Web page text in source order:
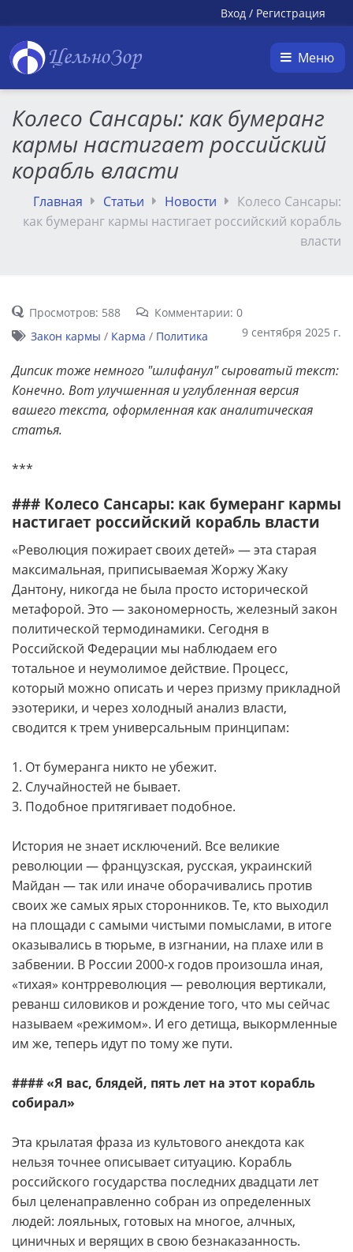
Вход / Регистрация
ЦельноЗор Меню
Колесо Сансары: как бумеранг
кармы настигает российский
корабль власти
Главная Статьи Новости
Колесо Сансары:
как бумеранг кармы настигает российский корабль
власти
Просмотров: 588
Комментарии: 0
9 сентября 2025 г.
Закон кармы / Карма / Политика
Дипсик тоже немного "шлифанул" сыроватый текст:
Конечно. Вот улучшенная и углубленная версия
вашего текста, оформленная как аналитическая
статья.
***
### Колесо Сансары: как бумеранг кармы
настигает российский корабль власти
«Революция пожирает своих детей» — эта старая
максимальная, приписываемая Жоржу Жаку
Дантону, никогда не была просто исторической
метафорой. Это — закономерность, железный закон
политической термодинамики. Сегодня в
Российской Федерации мы наблюдаем его
тотальное и неумолимое действие. Процесс,
который можно описать и через призму прикладной
эзотерики, и через холодный анализ власти,
сводится к трем универсальным принципам:
1. От бумеранга никто не убежит.
2. Случайностей не бывает.
3. Подобное притягивает подобное.
История не знает исключений. Все великие
революции — французская, русская, украинский
Майдан — так или иначе оборачивались против
своих же самых ярых сторонников. Те, кто выходил
на площади с самыми чистыми помыслами, в итоге
оказывались в тюрьме, в изгнании, на плахе или в
забвении. В России 2000-х годов произошла иная,
«тихая» контрреволюция — революция вертикали,
реванш силовиков и рождение того, что мы сейчас
называем «режимом». И его детища, выкормленные
им же, теперь идут по тому же пути.
#### «Я вас, блядей, пять лет на этот корабль
собирал»
Эта крылатая фраза из культового анекдота как
нельзя точнее описывает ситуацию. Корабль
российского государства последних двадцати лет
был целенаправленно собран из определенных
людей: лояльных, готовых на многое, алчных,
циничных и верящих в свою безнаказанность.